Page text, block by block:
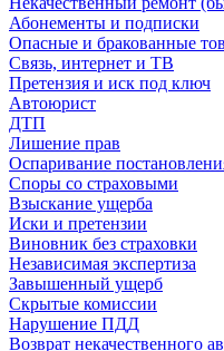
Абонементы и подписки
Опасные и бракованные
Связь, интернет и ТВ
Претензия и иск под ключ
Автоюрист
ДТП
Лишение прав
Оспаривание
Споры со страховыми
Взыскание ущерба
Иски и претензии
Виновник без страховки
Независимая экспертиза
Завышенный ущерб
Скрытые комиссии
Нарушение ПДД
Возврат некачественного